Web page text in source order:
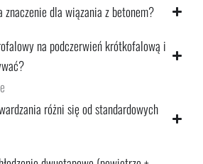
znaczenie dla wiązania z betonem?
na podczerwień krótkofalową i
różni się od standardowych